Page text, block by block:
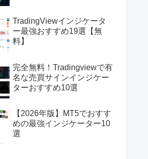
TradingViewインジケータ
ー最強おすすめ19選【無
料】
完全無料！Tradingviewで有
名な売買サインインジケー
ターおすすめ10選
【2026年版】MT5でおすす
めの最強インジケーター10
選